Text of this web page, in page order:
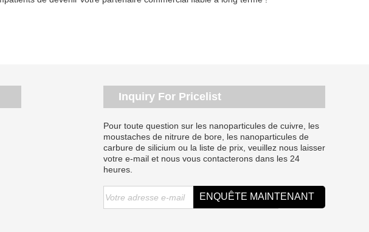
Inquiry For Pricelist
Pour toute question sur les nanoparticules de cuivre, les
moustaches de nitrure de bore, les nanoparticules de
carbure de silicium ou la liste de prix, veuillez nous laisser
votre e-mail et nous vous contacterons dans les 24
heures.